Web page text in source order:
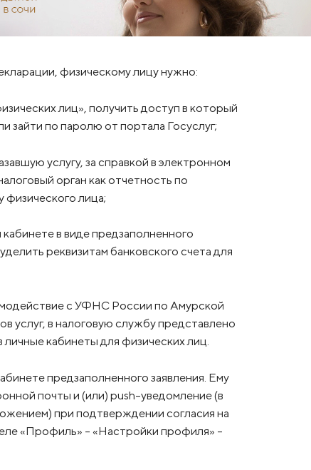
физическому лицу нужно:
лиц», получить доступ в который
по паролю от портала Госуслуг;
услугу, за справкой в электронном
орган как отчетность по
физического лица;
в виде предзаполненного
реквизитам банковского счета для
с УФНС России по Амурской
услуг, в налоговую службу представлено
кабинеты для физических лиц.
предзаполненного заявления. Ему
почты и (или) push-уведомление (в
при подтверждении согласия на
«Профиль» – «Настройки профиля» –